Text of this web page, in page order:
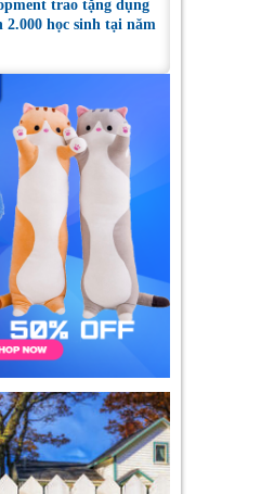
trao tặng dụng
2.000 học sinh tại năm